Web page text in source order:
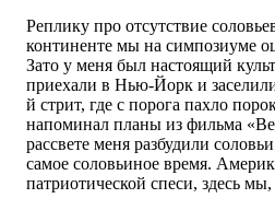
Реплику про отсутствие
континенте мы на симпозиуме
Зато у меня был настоящий
приехали в Нью-Йорк и
й стрит, где с порога пахло
напоминал планы из фильма
рассвете меня разбудили
самое соловьиное время.
патриотической спеси, здесь